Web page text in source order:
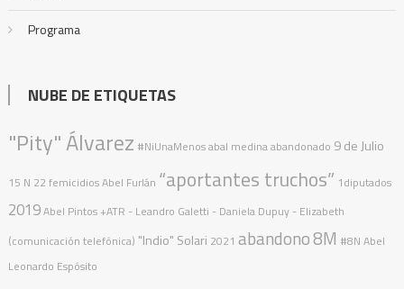
Programa
NUBE DE ETIQUETAS
"Pity" Álvarez #NiUnaMenosabal medinaabandonado 9 de Julio
15 N 22 femicidiosAbel Furlán “aportantes truchos” 1diputados
2019Abel Pintos +ATR - Leandro Galetti - Daniela Dupuy - Elizabeth
(comunicación telefónica) "Indio" Solari 2021 abandono8M #8N Abel
Leonardo Espósito